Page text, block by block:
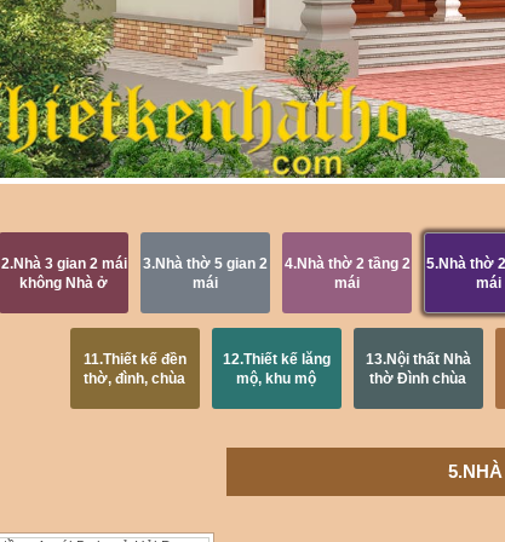
2.Nhà 3 gian 2 mái
không Nhà ở
3.Nhà thờ 5 gian 2
mái
4.Nhà thờ 2 tầng 2
mái
5.Nhà thờ
mái
11.Thiết kế đền
thờ, đình, chùa
12.Thiết kế lăng
mộ, khu mộ
13.Nội thất Nhà
thờ Đình chùa